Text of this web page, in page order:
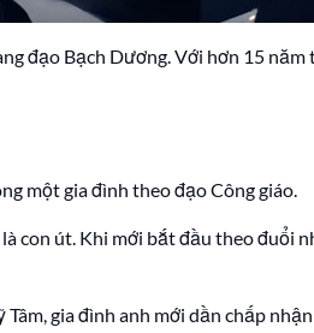
đạo Bạch Dương. Với hơn 15
một gia đình theo đạo Công giáo.
con út. Khi mới bắt đầu theo đuổi
gia đình anh mới dần chấp